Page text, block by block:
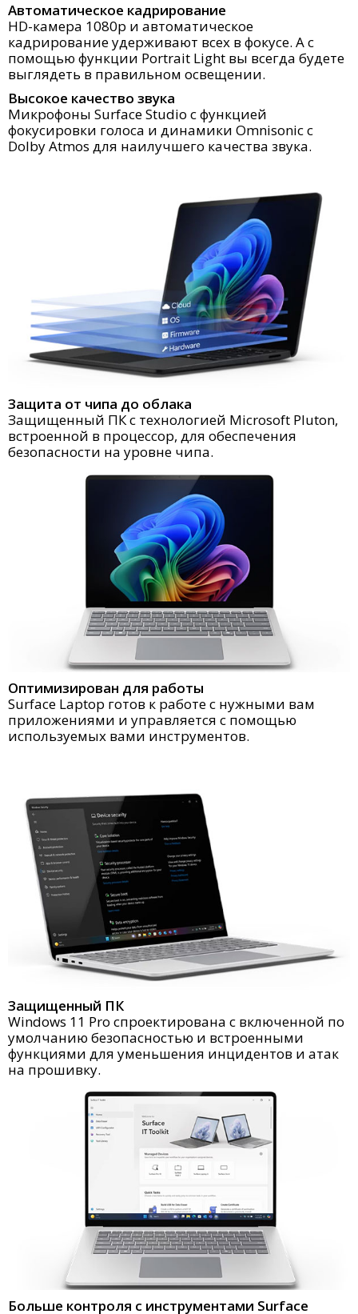
Автоматическое кадрирование
HD-камера 1080p и автоматическое
кадрирование удерживают всех в фокусе. А с
помощью функции Portrait Light вы всегда будете
выглядеть в правильном освещении.
Высокое качество звука
Микрофоны Surface Studio с функцией
фокусировки голоса и динамики Omnisonic с
Dolby Atmos для наилучшего качества звука.
Защита от чипа до облака
Защищенный ПК с технологией Microsoft Pluton,
встроенной в процессор, для обеспечения
безопасности на уровне чипа.
Оптимизирован для работы
Surface Laptop готов к работе с нужными вам
приложениями и управляется с помощью
используемых вами инструментов.
Защищенный ПК
Windows 11 Pro спроектирована с включенной по
умолчанию безопасностью и встроенными
функциями для уменьшения инцидентов и атак
на прошивку.
Больше контроля с инструментами Surface